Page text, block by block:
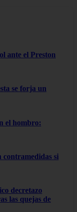
ante el Preston
se forja un
el hombro:
contramedidas si
decretazo
las quejas de